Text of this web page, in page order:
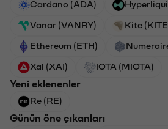
Cardano (ADA)
Vanar (VANRY) Kite
Ethereum (ETH)
Xai (XAI) IOTA (MIOTA)
Yeni eklenenler
Re (RE)
Günün öne çıkanları